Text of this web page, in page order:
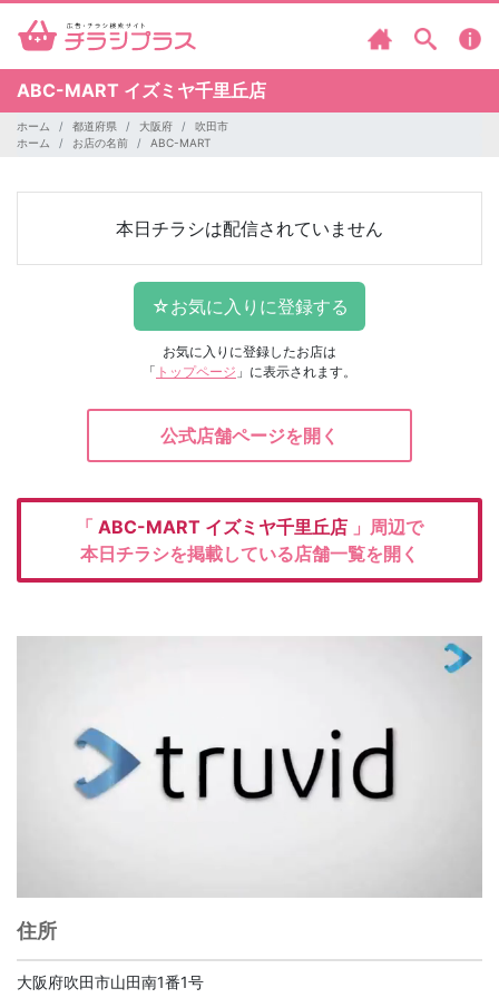
ABC-MART イズミヤ千里丘店
ホーム 都道府県 大阪府
吹田市
ホーム
お店の名前 ABC-MART
本日チラシは配信されていません
お気に入りに登録したお店は
「 トップページ 」に表示されます。
公式店舗ページを開く
「 ABC-MART イズミヤ千里丘店 」周辺で
本日チラシを掲載している店舗一覧を開く
住所
大阪府吹田市山田南1番1号